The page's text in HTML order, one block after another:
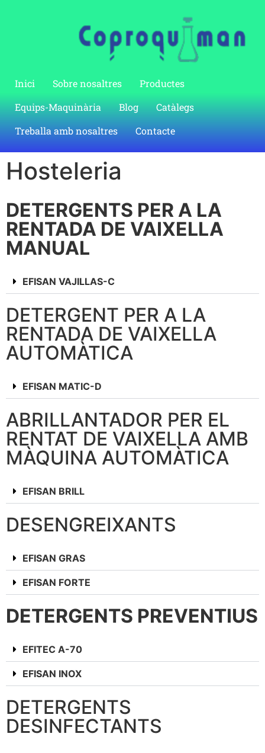
Inici Sobre nosaltres
Productes
Equips-Maquinària
Blog
Catàlegs
Treballa amb nosaltres
Contacte
Hosteleria
DETERGENTS PER A LA
RENTADA DE VAIXELLA
MANUAL
EFISAN VAJILLAS-C
DETERGENT PER A LA
RENTADA DE VAIXELLA
AUTOMÀTICA
EFISAN MATIC-D
ABRILLANTADOR PER EL
RENTAT DE VAIXELLA AMB
MÀQUINA AUTOMÀTICA
EFISAN BRILL
DESENGREIXANTS
EFISAN GRAS
EFISAN FORTE
DETERGENTS PREVENTIUS
EFITEC A-70
EFISAN INOX
DETERGENTS
DESINFECTANTS